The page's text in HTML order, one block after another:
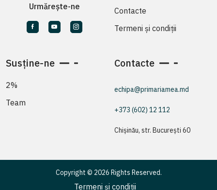
Urmărește-ne
Contacte
Termeni și condiții
Susține-ne
2%
Team
Contacte
echipa@primariamea.md
+373 (602) 12 112
Chișinău, str. București 60
Copyright © 2026 Rights Reserved.
Termeni și condiții